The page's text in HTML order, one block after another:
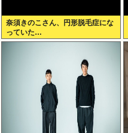
奈須きのこさん、円形脱毛症にな
っていた…